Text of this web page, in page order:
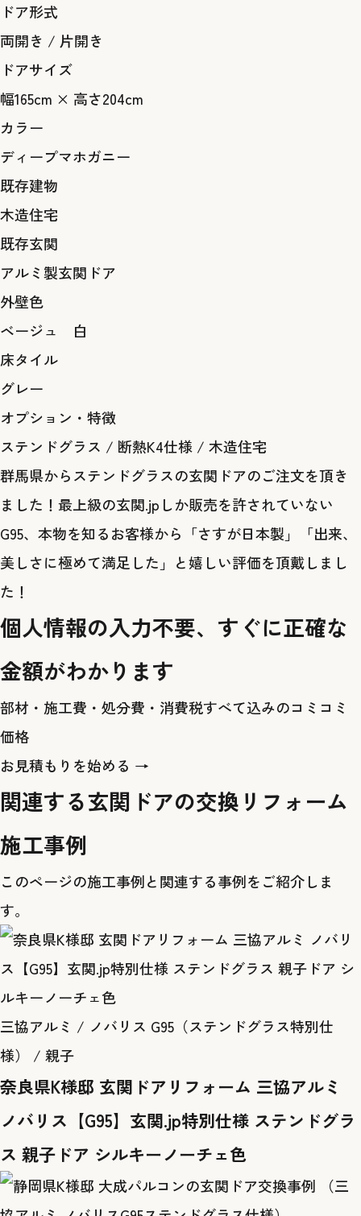
ドア形式
両開き / 片開き
ドアサイズ
幅165cm × 高さ204cm
カラー
ディープマホガニー
既存建物
木造住宅
既存玄関
アルミ製玄関ドア
外壁色
ベージュ 白
床タイル
グレー
オプション・特徴
ステンドグラス / 断熱K4仕様 / 木造住宅
群馬県からステンドグラスの玄関ドアのご注文を頂き
ました！最上級の玄関.jpしか販売を許されていない
G95、本物を知るお客様から「さすが日本製」「出来、
美しさに極めて満足した」と嬉しい評価を頂戴しまし
た！
個人情報の入力不要、すぐに正確な
金額がわかります
部材・施工費・処分費・消費税すべて込みのコミコミ
価格
お見積もりを始める →
関連する玄関ドアの交換リフォーム
施工事例
このページの施工事例と関連する事例をご紹介しま
す。
三協アルミ / ノバリス G95（ステンドグラス特別仕
様） / 親子
奈良県K様邸 玄関ドアリフォーム 三協アルミ
ノバリス【G95】玄関.jp特別仕様 ステンドグラ
ス 親子ドア シルキーノーチェ色